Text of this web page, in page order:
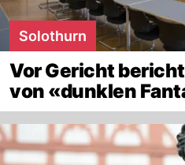
Solothurn
Vor Gericht
von «dunklen